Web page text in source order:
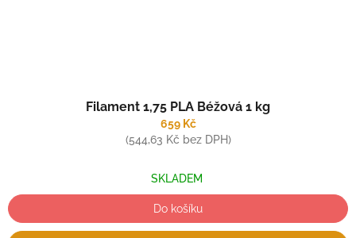
Filament 1,75 PLA Béžová 1 kg
659 Kč
(544,63 Kč bez DPH)
SKLADEM
Do košíku